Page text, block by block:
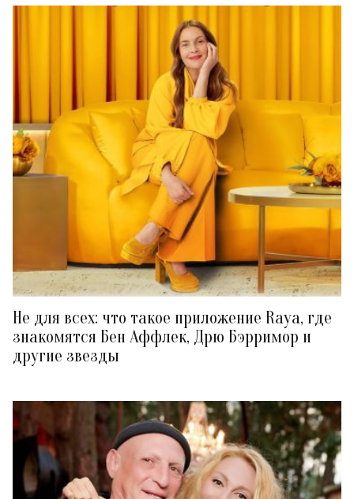
Не для всех: что такое приложение Raya, где
знакомятся Бен Аффлек, Дрю Бэрримор и
другие звезды